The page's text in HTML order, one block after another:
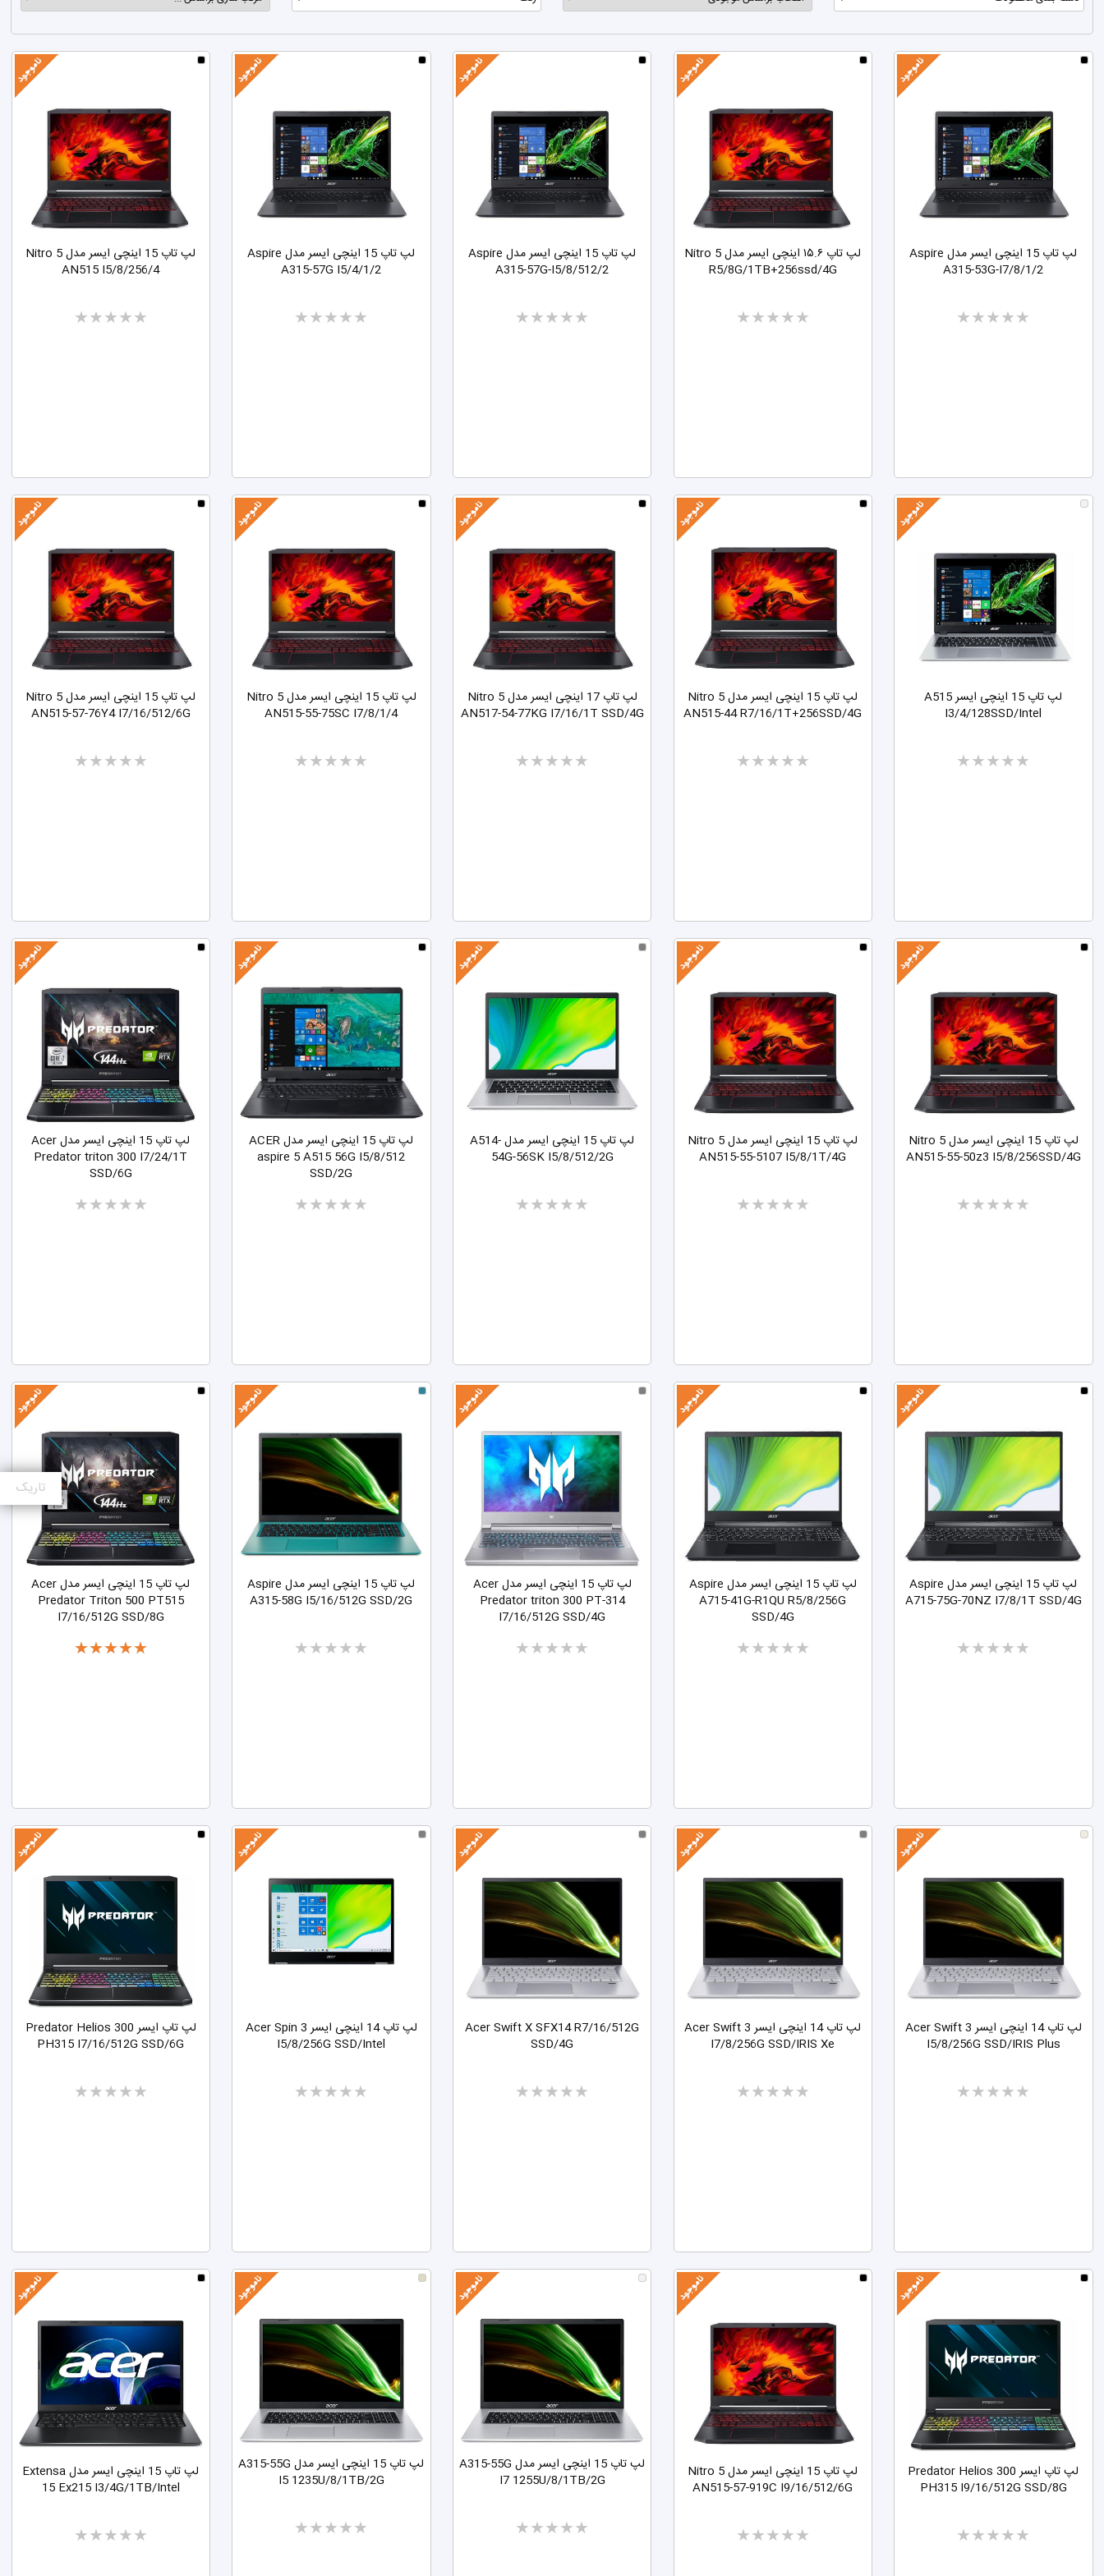
لوازم جانبی لپ تاپ
لپ تاپ 15 اینچی ایسر مدل Aspire
A315-53G-I7/8/1/2
Two
لپ تاپ ۱۵.۶ اینچی ایسر مدل Nitro 5
R5/8G/1TB+256ssd/4G
Two
لپ تاپ 15 اینچی ایسر مدل Aspire
A315-57G-I5/8/512/2
Two
لپ تاپ 15 اینچی ایسر مدل Aspire
A315-57G I5/4/1/2
Two
لپ تاپ 15 اینچی ایسر مدل Nitro 5
AN515 I5/8/256/4
Two
لپ تاپ 15 اینچی ایسر A515
I3/4/128SSD/Intel
Two
لپ تاپ 15 اینچی ایسر مدل Nitro 5
AN515-44 R7/16/1T+256SSD/4G
Two
لپ تاپ 17 اینچی ایسر مدل Nitro 5
AN517-54-77KG I7/16/1T SSD/4G
Two
لپ تاپ 15 اینچی ایسر مدل Nitro 5
AN515-55-75SC I7/8/1/4
Two
لپ تاپ 15 اینچی ایسر مدل Nitro 5
AN515-57-76Y4 I7/16/512/6G
Two
لپ تاپ 15 اینچی ایسر مدل Nitro 5
AN515-55-50z3 I5/8/256SSD/4G
Two
لپ تاپ 15 اینچی ایسر مدل Nitro 5
AN515-55-5107 I5/8/1T/4G
Two
لپ تاپ 15 اینچی ایسر مدل A514-
54G-56SK I5/8/512/2G
Two
لپ تاپ 15 اینچی ایسر مدل ACER
aspire 5 A515 56G I5/8/512
SSD/2G
Two
لپ تاپ 15 اینچی ایسر مدل Acer
Predator triton 300 I7/24/1T
SSD/6G
Two
لپ تاپ 15 اینچی ایسر مدل Aspire
A715-75G-70NZ I7/8/1T SSD/4G
Two
لپ تاپ 15 اینچی ایسر مدل Aspire
A715-41G-R1QU R5/8/256G
SSD/4G
Two
لپ تاپ 15 اینچی ایسر مدل Acer
Predator triton 300 PT-314
I7/16/512G SSD/4G
Two
لپ تاپ 15 اینچی ایسر مدل Aspire
A315-58G I5/16/512G SSD/2G
Two
لپ تاپ 15 اینچی ایسر مدل Acer
Predator Triton 500 PT515
I7/16/512G SSD/8G
Two
لپ تاپ 14 اینچی ایسر Acer Swift 3
I5/8/256G SSD/IRIS Plus
Two
لپ تاپ 14 اینچی ایسر Acer Swift 3
I7/8/256G SSD/IRIS Xe
Two
Acer Swift X SFX14 R7/16/512G
SSD/4G
Two
لپ تاپ 14 اینچی ایسر Acer Spin 3
I5/8/256G SSD/Intel
Two
لپ تاپ ایسر Predator Helios 300
PH315 I7/16/512G SSD/6G
Two
لپ تاپ ایسر Predator Helios 300
PH315 I9/16/512G SSD/8G
Two
لپ تاپ 15 اینچی ایسر مدل Nitro 5
AN515-57-919C I9/16/512/6G
Two
لپ تاپ 15 اینچی ایسر مدل A315-55G
I7 1255U/8/1TB/2G
Two
لپ تاپ 15 اینچی ایسر مدل A315-55G
I5 1235U/8/1TB/2G
Two
لپ تاپ 15 اینچی ایسر مدل Extensa
15 Ex215 I3/4G/1TB/Intel
Two
تاریک